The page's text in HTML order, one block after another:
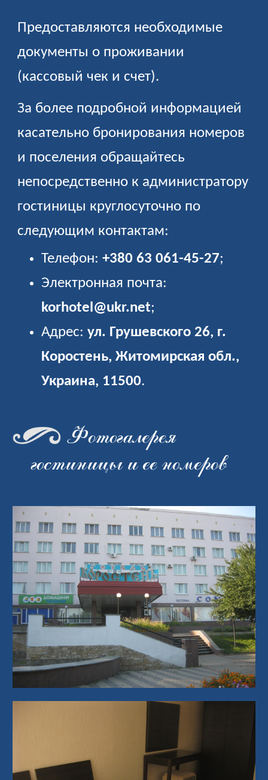
Предоставляются необходимые
документы о проживании
(кассовый чек и счет).
За более подробной информацией
касательно бронирования номеров
и поселения обращайтесь
непосредственно к администратору
гостиницы круглосуточно по
следующим контактам:
Телефон:+380 63 061-45-27;
Электронная почта:
korhotel@ukr.net;
Адрес:ул. Грушевского 26, г.
Коростень, Житомирская обл.,
Украина, 11500.
Фотогалерея
гостиницы и ее номеров